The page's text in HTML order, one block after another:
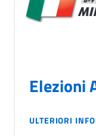
Elezioni
ULTERIORI